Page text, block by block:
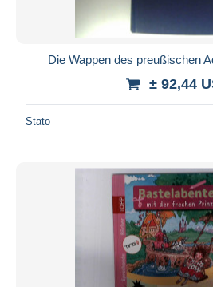
Die Wappen des preußischen
± 92,44
Stato